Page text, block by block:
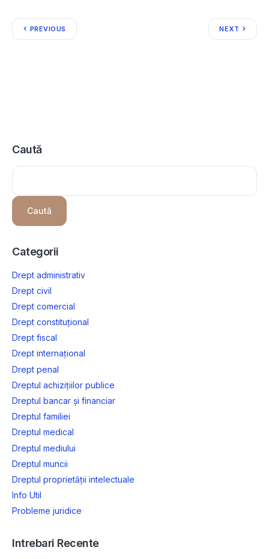
PREVIOUS NEXT
Caută
Caută
Categorii
Drept administrativ
Drept civil
Drept comercial
Drept constituțional
Drept fiscal
Drept internațional
Drept penal
Dreptul achizițiilor publice
Dreptul bancar și financiar
Dreptul familiei
Dreptul medical
Dreptul mediului
Dreptul muncii
Dreptul proprietății intelectuale
Info Util
Probleme juridice
Intrebari Recente